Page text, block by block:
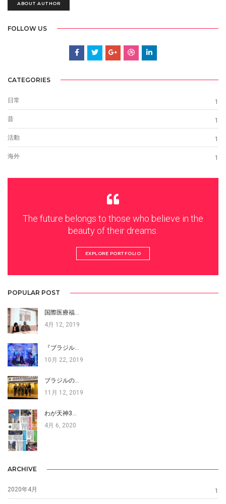
ABOUT AUTHOR
FOLLOW US
CATEGORIES
日常 1
昔 1
活動 1
海外 1
The future belongs to those who believe in the
beauty of their dreams.
EXPLORE PORTFOLIO
POPULAR POST
国際医療福…
4月 12, 2019
『ブラジル…
10月 22, 2019
ブラジルの…
11月 12, 2019
わが天神3…
4月 6, 2020
ARCHIVE
2020年4月 1